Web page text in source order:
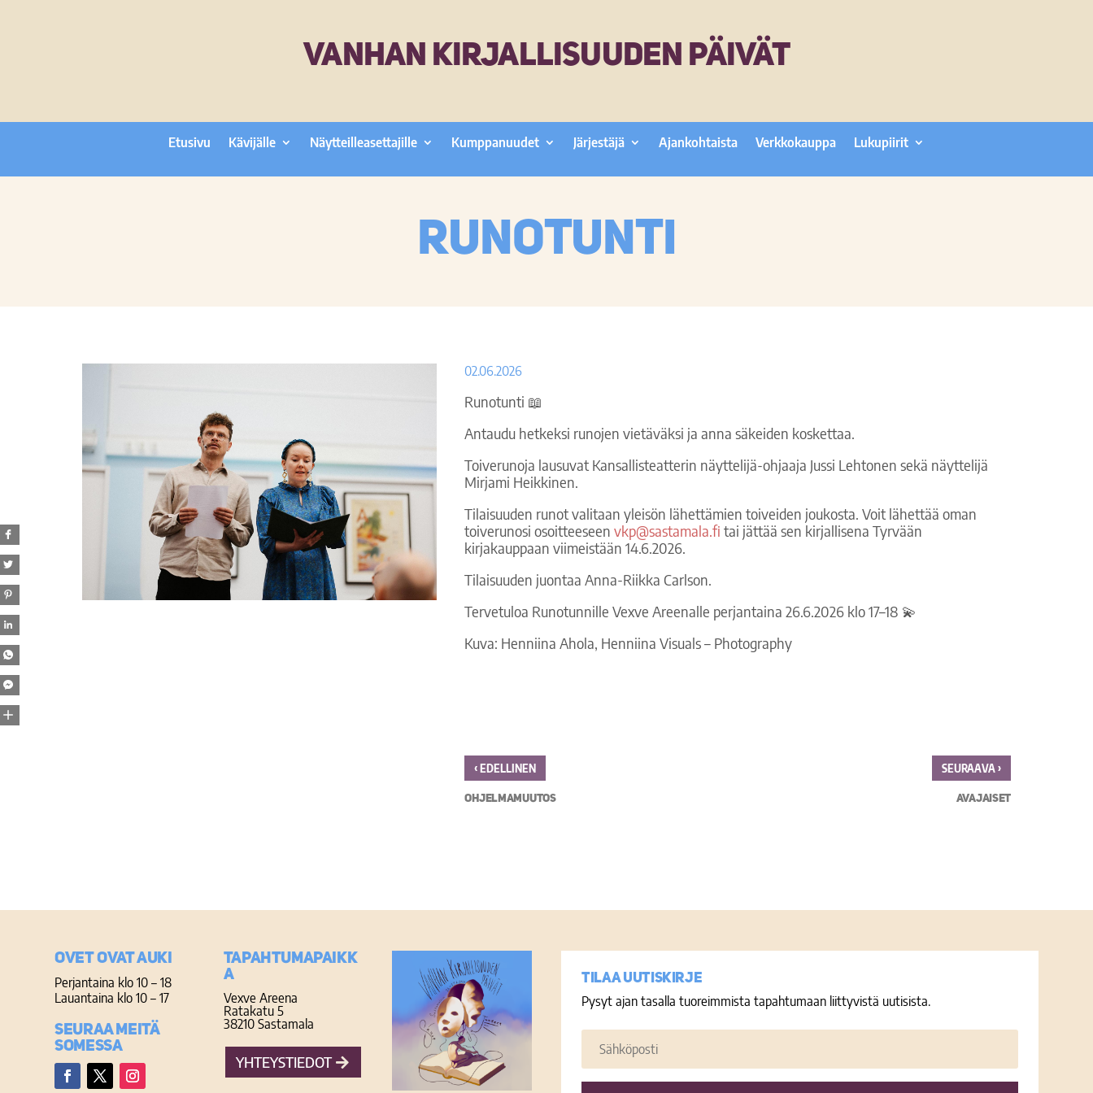
VANHAN KIRJALLISUUDEN PÄIVÄT
Etusivu Kävijälle Näytteilleasettajille Kumppanuudet Järjestäjä Ajankohtaista Verkkokauppa Lukupiirit
Runotunti
02.06.2026
Runotunti 📖
Antaudu hetkeksi runojen vietäväksi ja anna säkeiden koskettaa.
Toiverunoja lausuvat Kansallisteatterin näyttelijä-ohjaaja Jussi Lehtonen sekä näyttelijä
Mirjami Heikkinen.
Tilaisuuden runot valitaan yleisön lähettämien toiveiden joukosta. Voit lähettää oman
toiverunosi osoitteeseenvkp@sastamala.fi tai jättää sen kirjallisena Tyrvään
kirjakauppaan viimeistään 14.6.2026.
Tilaisuuden juontaa Anna-Riikka Carlson.
Tervetuloa Runotunnille Vexve Areenalle perjantaina 26.6.2026 klo 17–18 💫
Kuva: Henniina Ahola, Henniina Visuals – Photography
‹ EDELLINEN
OHJELMAMUUTOS
SEURAAVA›
AVAJAISET
Ovet ovat auki
Perjantaina klo 10 – 18
Lauantaina klo 10 – 17
Seuraa meitä
somessa
TAPAHTUMAPAIKK
A
Vexve Areena
Ratakatu 5
38210 Sastamala
YHTEYSTIEDOT
Tilaa uutiskirje
Pysyt ajan tasalla tuoreimmista tapahtumaan liittyvistä uutisista.